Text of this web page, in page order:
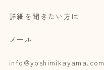
詳細を聞きたい方は
メール
info@yoshimikayama.com